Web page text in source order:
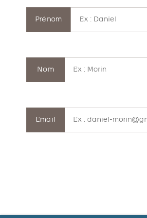
Prénom
Nom
Email